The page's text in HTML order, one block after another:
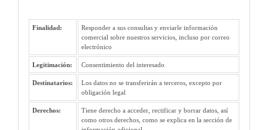
Finalidad:
Responder a sus consultas y enviarle información
comercial sobre nuestros servicios, incluso por correo
electrónico
Legitimación: Consentimiento del interesado
Destinatarios:
Los datos no se transferirán a terceros, excepto por
obligación legal
Derechos:
Tiene derecho a acceder, rectificar y borrar datos, así
como otros derechos, como se explica en la sección de